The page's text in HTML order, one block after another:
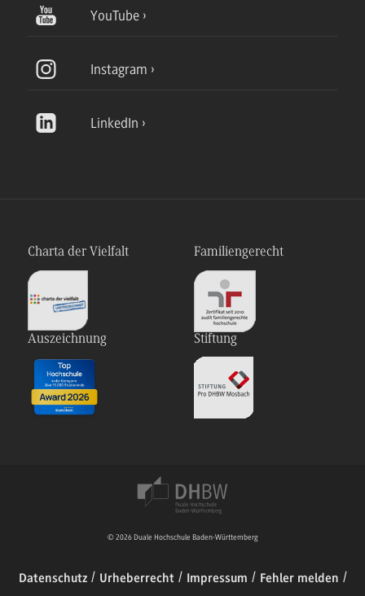
YouTube
Instagram
LinkedIn
Charta der Vielfalt Familiengerecht
Auszeichnung Stiftung
© 2026 Duale Hochschule Baden-Württemberg
Datenschutz Urheberrecht Impressum Fehler melden